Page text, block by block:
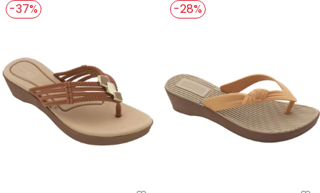
-37% -28%